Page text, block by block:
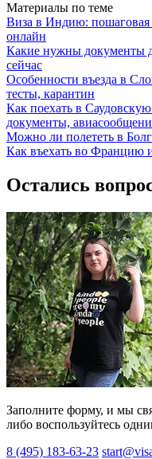
Материалы по теме
Виза в Индию:
онлайн
Какие нужны документы
сейчас
Особенности въезда в
тесты, карантин
Как поехать в
документы,
Можно ли полететь в
Как въехать во Францию
Остались
Заполните форму, и мы
либо воспользуйтесь
8 (495) 183-63-23